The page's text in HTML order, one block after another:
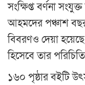
সংক্ষিপ্ত বর্ণনা
আহমদের পঞ্চাশ
বিবরণও দেয়া
হিসেবে তার
১৬০ পৃষ্ঠার বইটি